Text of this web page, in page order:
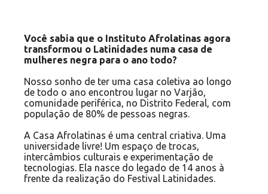
Você sabia que o Instituto Afrolatinas agora
transformou o Latinidades numa casa de
mulheres negra para o ano todo?
Nosso sonho de ter uma casa coletiva ao longo
de todo o ano encontrou lugar no Varjão,
comunidade periférica, no Distrito Federal, com
população de 80% de pessoas negras.
A Casa Afrolatinas é uma central criativa. Uma
universidade livre! Um espaço de trocas,
intercâmbios culturais e experimentação de
tecnologias. Ela nasce do legado de 14 anos à
frente da realização do Festival Latinidades.